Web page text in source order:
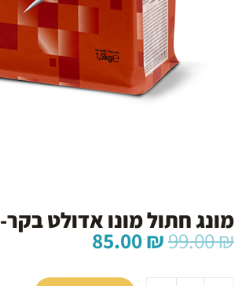
מונג חתול מונו אדולט בקר- 1.5 ק"ג
99.00₪ המחיר
המקורי
היה:
85.00₪
הוא:
של